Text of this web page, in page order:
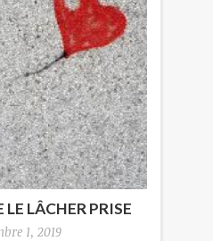
LÂCHER PRISE
1, 2019